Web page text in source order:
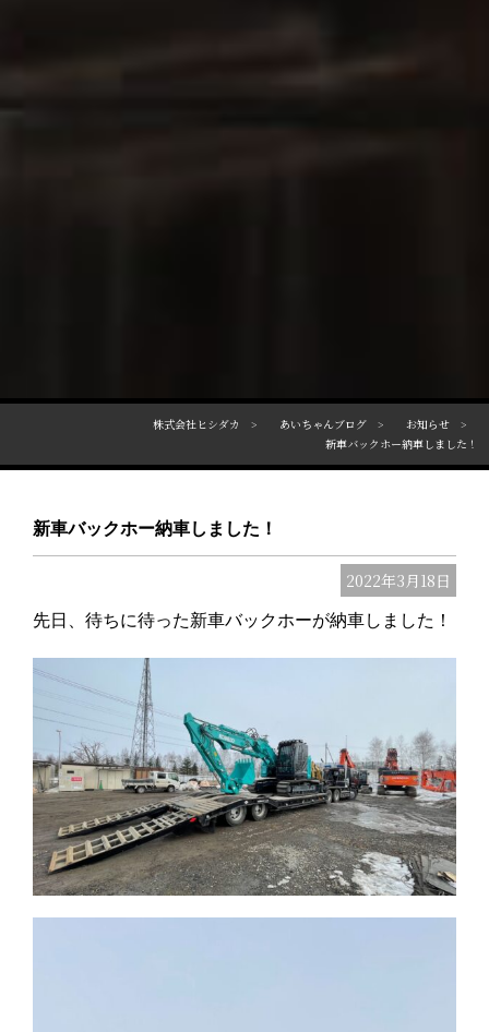
株式会社ヒシダカ あいちゃんブログ
お知らせ
新車バックホー納車しました！
新車バックホー納車しました！
2022年3月18日
先日、待ちに待った新車バックホーが納車しました！